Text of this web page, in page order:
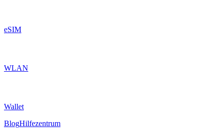
eSIM
WLAN
Wallet
BlogHilfezentrum